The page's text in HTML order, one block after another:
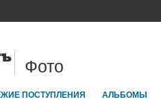
Фото
ПОСТУПЛЕНИЯ АЛЬБОМЫ